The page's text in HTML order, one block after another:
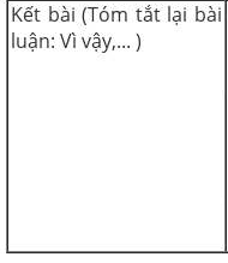
Kết bài (Tóm tắt lại bài
luận: Vì vậy,... )